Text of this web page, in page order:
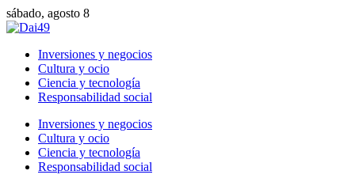
sábado, agosto 8
Inversiones y negocios
Cultura y ocio
Ciencia y tecnología
Responsabilidad social
Inversiones y negocios
Cultura y ocio
Ciencia y tecnología
Responsabilidad social